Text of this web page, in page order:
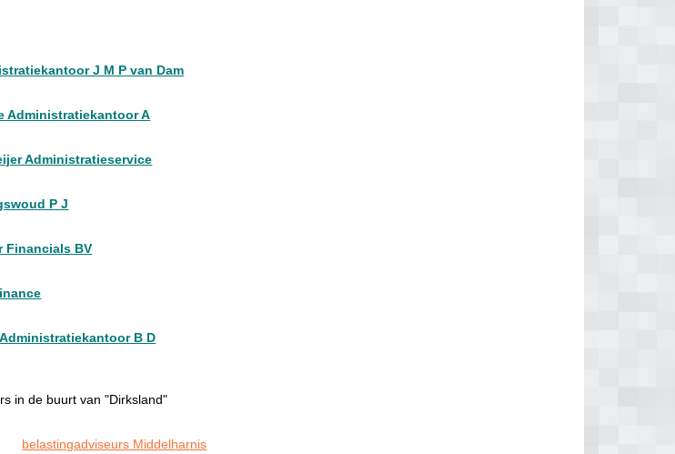
J M P van Dam
Administratiekantoor A
Administratieservice
P J
Financials BV
B D
in de buurt van "Dirksland"
belastingadviseurs Middelharnis